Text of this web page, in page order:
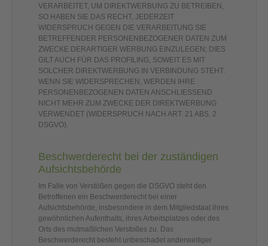
VERARBEITET, UM DIREKTWERBUNG ZU BETREIBEN,
SO HABEN SIE DAS RECHT, JEDERZEIT
WIDERSPRUCH GEGEN DIE VERARBEITUNG SIE
BETREFFENDER PERSONENBEZOGENER DATEN ZUM
ZWECKE DERARTIGER WERBUNG EINZULEGEN; DIES
GILT AUCH FÜR DAS PROFILING, SOWEIT ES MIT
SOLCHER DIREKTWERBUNG IN VERBINDUNG STEHT.
WENN SIE WIDERSPRECHEN, WERDEN IHRE
PERSONENBEZOGENEN DATEN ANSCHLIESSEND
NICHT MEHR ZUM ZWECKE DER DIREKTWERBUNG
VERWENDET (WIDERSPRUCH NACH ART. 21 ABS. 2
DSGVO).
Beschwerde­recht bei der zuständigen
Aufsichts­behörde
Im Falle von Verstößen gegen die DSGVO steht den
Betroffenen ein Beschwerderecht bei einer
Aufsichtsbehörde, insbesondere in dem Mitgliedstaat ihres
gewöhnlichen Aufenthalts, ihres Arbeitsplatzes oder des
Orts des mutmaßlichen Verstoßes zu. Das
Beschwerderecht besteht unbeschadet anderweitiger